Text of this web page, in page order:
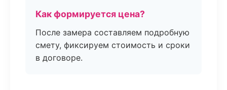
Как формируется цена?
После замера составляем подробную
смету, фиксируем стоимость и сроки
в договоре.